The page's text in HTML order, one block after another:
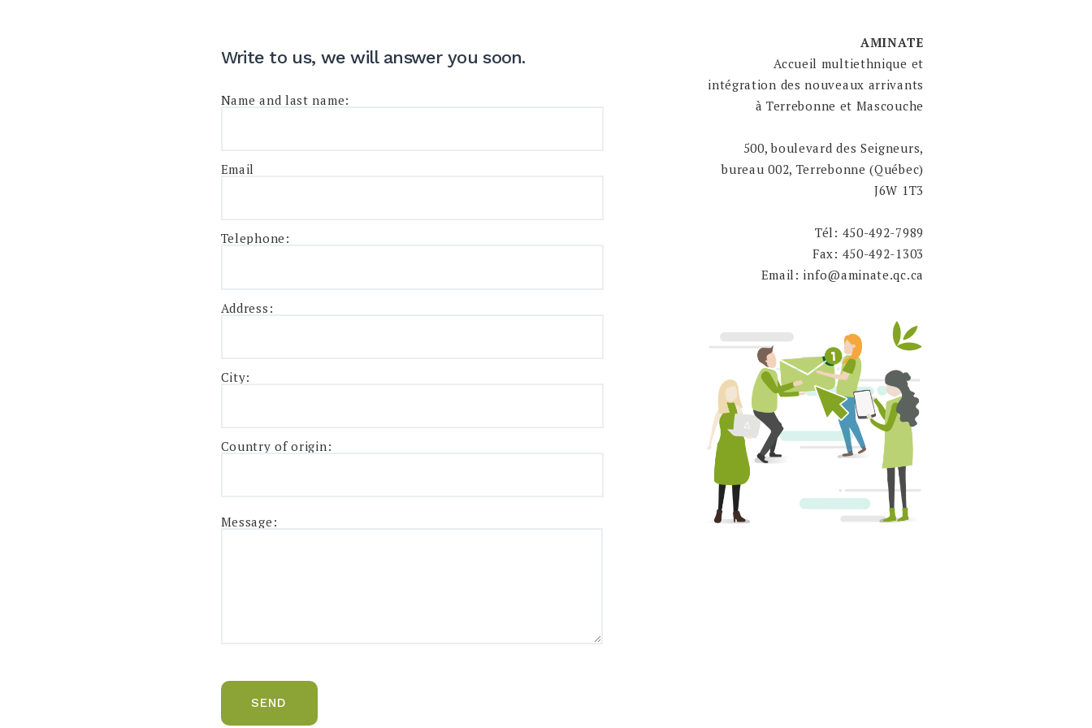
Write to us, we will answer you soon.
Name and last name:
Email
Telephone:
Address:
City:
Country of origin:
Message:
AMINATE
Accueil multiethnique et
intégration des nouveaux arrivants
à Terrebonne et Mascouche
500, boulevard des Seigneurs,
bureau 002, Terrebonne (Québec)
J6W 1T3
Tél: 450-492-7989
Fax: 450-492-1303
Email: info@aminate.qc.ca